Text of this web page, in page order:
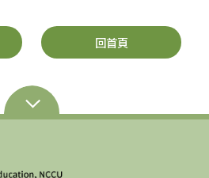
回首頁